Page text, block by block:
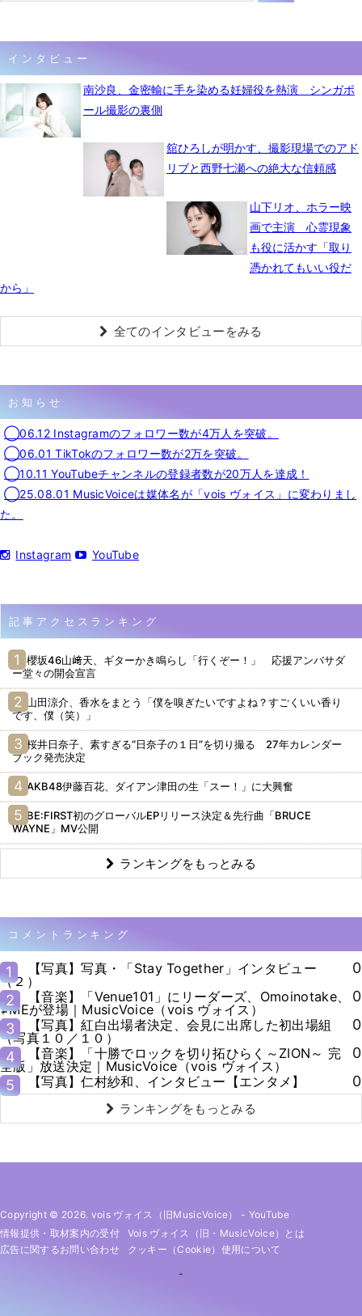
インタビュー
南沙良、金密輸に手を染める妊婦役を熱演 シンガポ
ール撮影の裏側
舘ひろしが明かす、撮影現場でのアド
リブと西野七瀬への絶大な信頼感
山下リオ、ホラー映
画で主演 心霊現象
も役に活かす「取り
憑かれてもいい役だ
から」
全てのインタビューをみる
お知らせ
◯06.12 Instagramのフォロワー数が4万人を突破。
◯06.01 TikTokのフォロワー数が2万を突破。
◯10.11 YouTubeチャンネルの登録者数が20万人を達成！
◯25.08.01 MusicVoiceは媒体名が「vois ヴォイス」に変わりまし
た。
Instagram YouTube
記事アクセスランキング
櫻坂46山﨑天、ギターかき鳴らし「行くぞー！」 応援アンバサダ
ー堂々の開会宣言
山田涼介、香水をまとう「僕を嗅ぎたいですよね？すごくいい香り
です、僕（笑）」
桜井日奈子、素すぎる“日奈子の１日”を切り撮る 27年カレンダー
ブック発売決定
AKB48伊藤百花、ダイアン津田の生「スー！」に大興奮
BE:FIRST初のグローバルEPリリース決定＆先行曲「BRUCE
WAYNE」MV公開
ランキングをもっとみる
コメントランキング
1
【写真】写真・「Stay Together」インタビュー
（２）
0
2
【音楽】「Venue101」にリーダーズ、Omoinotake、
≠MEが登場｜MusicVoice（vois ヴォイス）
0
3
【写真】紅白出場者決定、会見に出席した初出場組
（写真１０／１０）
0
4
【音楽】「十勝でロックを切り拓ひらく～ZION～ 完
全版」放送決定｜MusicVoice（vois ヴォイス）
0
5
【写真】仁村紗和、インタビュー【エンタメ】 0
ランキングをもっとみる
Copyright © 2026. vois ヴォイス（旧MusicVoice） - YouTube
情報提供・取材案内の受付
Vois ヴォイス（旧・MusicVoice）とは
広告に関するお問い合わせ
クッキー（cookie）使用について
-